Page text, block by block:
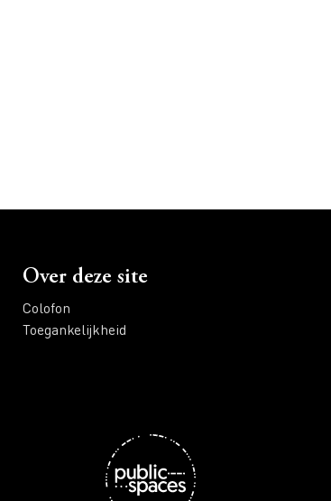
Over deze site
Colofon
Toegankelijkheid